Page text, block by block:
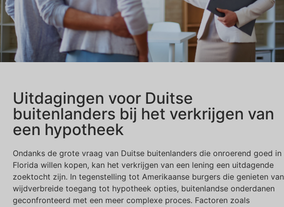
Uitdagingen voor Duitse
buitenlanders bij het verkrijgen van
een hypotheek
Ondanks de grote vraag van Duitse buitenlanders die onroerend goed in
Florida willen kopen, kan het verkrijgen van een lening een uitdagende
zoektocht zijn. In tegenstelling tot Amerikaanse burgers die genieten van
wijdverbreide toegang tot hypotheek opties, buitenlandse onderdanen
geconfronteerd met een meer complexe proces. Factoren zoals